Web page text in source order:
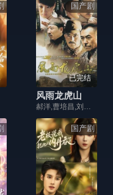
国产剧
已完结
风雨龙虎山
郝洋,曹培昌,刘汉强,张雷,韩童生,林笑石
国产剧